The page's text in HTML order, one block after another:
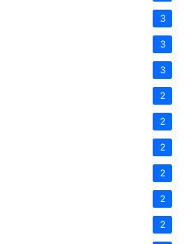
3
3
3
2
2
2
2
2
2